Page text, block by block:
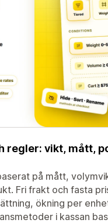
regler: vikt, mått,
på mått,
Fri frakt och fasta
ökning per
i kassan